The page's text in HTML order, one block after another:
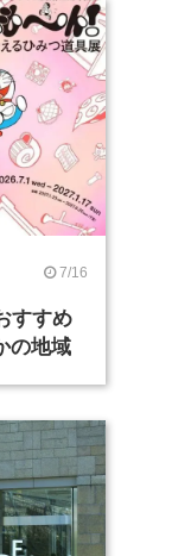
7/16
すすめ
の地域